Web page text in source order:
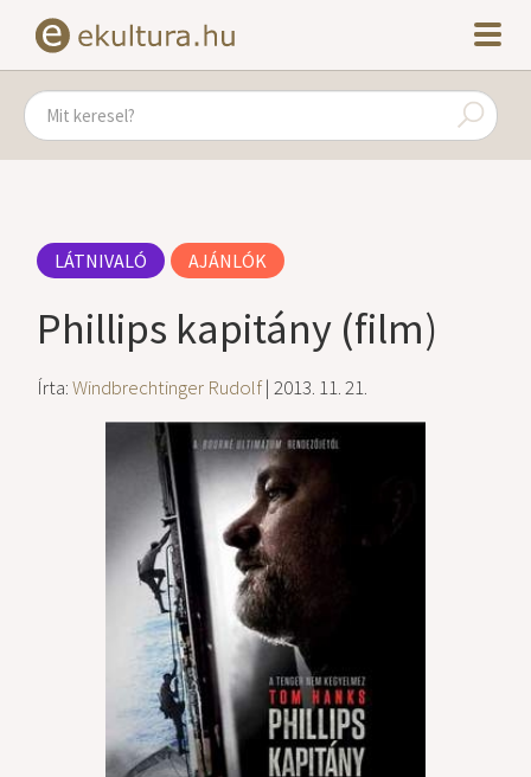
LÁTNIVALÓ AJÁNLÓK
Phillips kapitány (film)
Írta:Windbrechtinger Rudolf| 2013. 11. 21.